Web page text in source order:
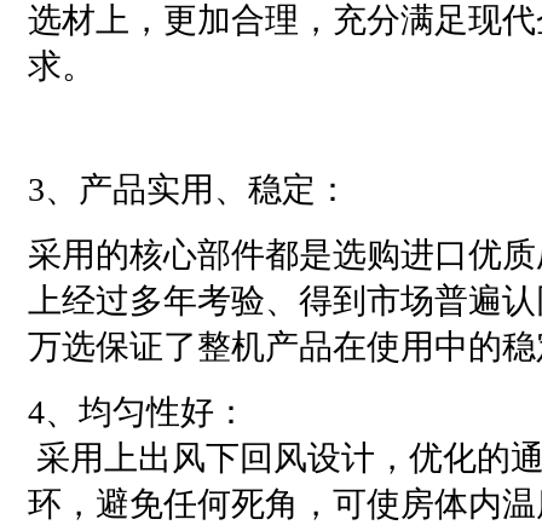
选材上，更加合理，充分满足现
求。
3、产品实用、稳定：
采用的核心部件都是选购进口优
上经过多年考验、得到市场普遍
万选保证了整机产品在使用中的
4、均匀性好：
采用上出风下回风设计，优化的
环，避免任何死角，可使房体内